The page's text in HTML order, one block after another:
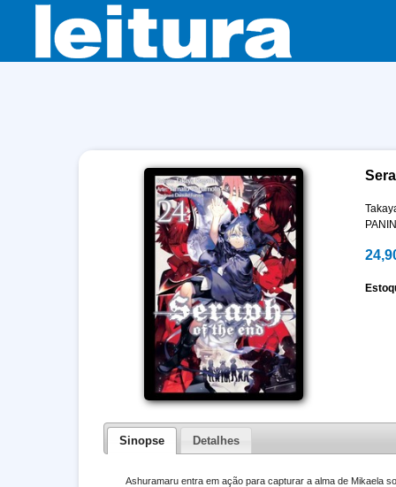
Sinopse Detalhes
Ashuramaru entra em ação para capturar a alma de Mikaela